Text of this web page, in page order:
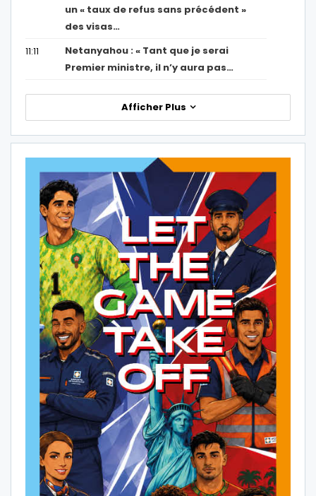
un « taux de refus sans précédent »
des visas…
11:11
Netanyahou : « Tant que je serai
Premier ministre, il n’y aura pas…
Afficher Plus